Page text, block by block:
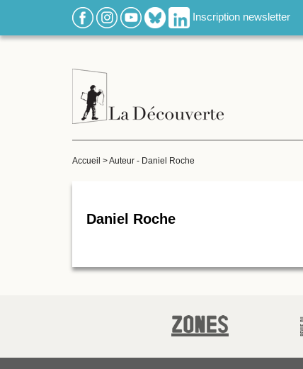
Inscription newsletter
Accueil >Auteur - Daniel Roche
Daniel Roche